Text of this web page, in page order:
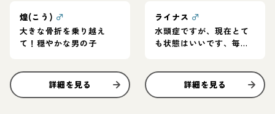
煌(こう) ♂
大きな骨折を乗り越え
て！穏やかな男の子
詳細を見る
ライナス ♂
水頭症ですが、現在とて
も状態はいいです、毎日
詳細を見る